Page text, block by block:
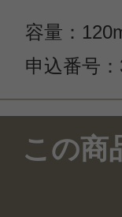
容量：
申込番号
この商
2件のレ
この商